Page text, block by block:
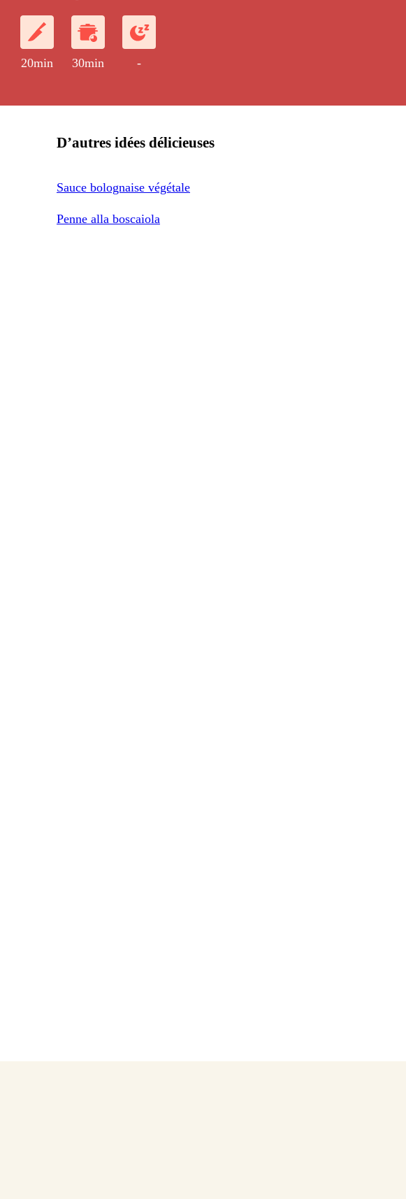
20min 30min -
D’autres idées délicieuses
Sauce bolognaise végétale
Penne alla boscaiola